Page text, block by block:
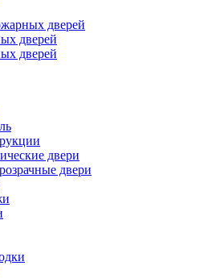
дверей
дверей
дверей
двери
двери